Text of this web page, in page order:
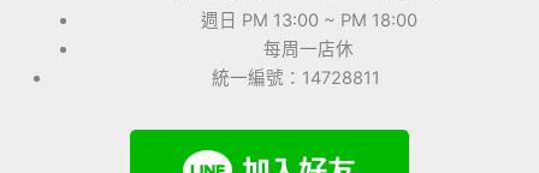
週日 PM 13:00 ~ PM 18:00
每周一店休
統一編號：14728811